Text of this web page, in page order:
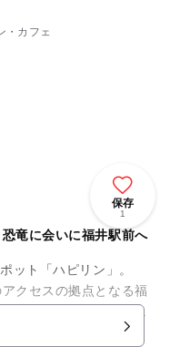
・カフェ
保存
1
竜に会いに福井駅前へ
ット「ハピリン」。
クセスの拠点となる福
コンビニなどの商業施